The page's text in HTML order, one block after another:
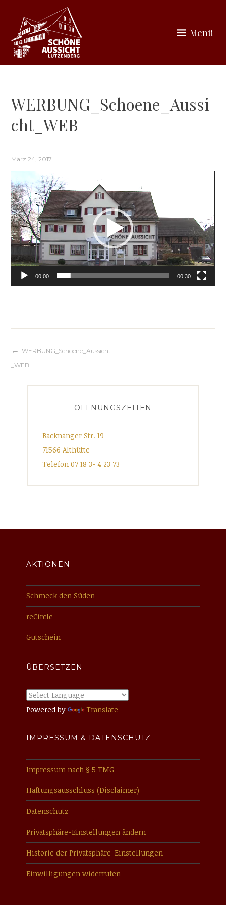
Inhalt
springen
Menü
WERBUNG_Schoene_Aussi
cht_WEB
März 24, 2017
Video-
Player
00:00 00:30
Beitragsnavigation
WERBUNG_Schoene_Aussicht
_WEB
ÖFFNUNGSZEITEN
Backnanger Str. 19
71566 Althütte
Telefon 07 18 3- 4 23 73
AKTIONEN
Schmeck den Süden
reCircle
Gutschein
ÜBERSETZEN
Powered by Translate
IMPRESSUM & DATENSCHUTZ
Impressum nach § 5 TMG
Haftungsausschluss (Disclaimer)
Datenschutz
Privatsphäre-Einstellungen ändern
Historie der Privatsphäre-Einstellungen
Einwilligungen widerrufen